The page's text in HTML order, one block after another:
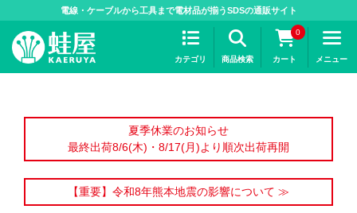
電線・ケーブルから工具まで電材品が揃うSDSの通販サイト
カテゴリ 商品検索
0
カート メニュー
夏季休業のお知らせ
最終出荷8/6(木)・8/17(月)より順次出荷再開
【重要】令和8年熊本地震の影響について ≫